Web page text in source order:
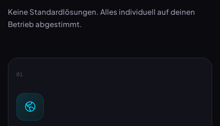
Keine Standardlösungen. Alles individuell auf deinen
Betrieb abgestimmt.
01